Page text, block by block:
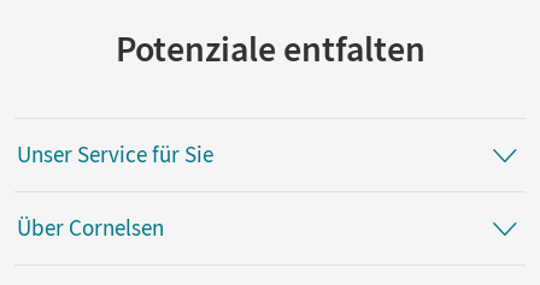
Potenziale entfalten
Unser Service für Sie
Über Cornelsen